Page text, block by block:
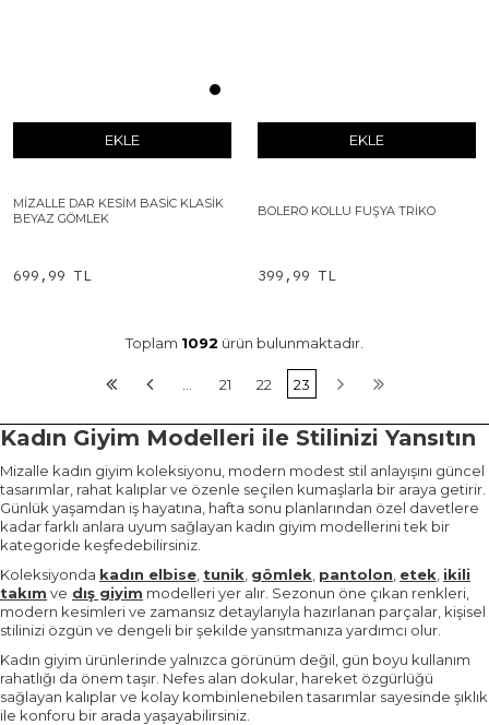
EKLE
MIZALLE DAR KESIM BASIC KLASIK
BEYAZ GÖMLEK
699,99 TL
EKLE
BOLERO KOLLU FUŞYA TRIKO
399,99 TL
Toplam 1092 ürün bulunmaktadır.
21 22 23
Kadın Giyim Modelleri ile Stilinizi Yansıtın
Mizalle kadın giyim koleksiyonu, modern modest stil anlayışını güncel
tasarımlar, rahat kalıplar ve özenle seçilen kumaşlarla bir araya getirir.
Günlük yaşamdan iş hayatına, hafta sonu planlarından özel davetlere
kadar farklı anlara uyum sağlayan kadın giyim modellerini tek bir
kategoride keşfedebilirsiniz.
Koleksiyonda kadın elbise tunik gömlek pantolon etek ikili
takım ve dış giyim modelleri yer alır. Sezonun öne çıkan renkleri,
modern kesimleri ve zamansız detaylarıyla hazırlanan parçalar, kişisel
stilinizi özgün ve dengeli bir şekilde yansıtmanıza yardımcı olur.
Kadın giyim ürünlerinde yalnızca görünüm değil, gün boyu kullanım
rahatlığı da önem taşır. Nefes alan dokular, hareket özgürlüğü
sağlayan kalıplar ve kolay kombinlenebilen tasarımlar sayesinde şıklık
ile konforu bir arada yaşayabilirsiniz.